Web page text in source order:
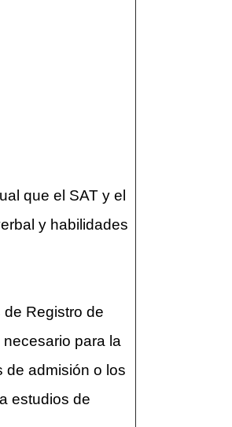
que el SAT y el
y habilidades
Registro de
para la
de admisión o los
estudios de